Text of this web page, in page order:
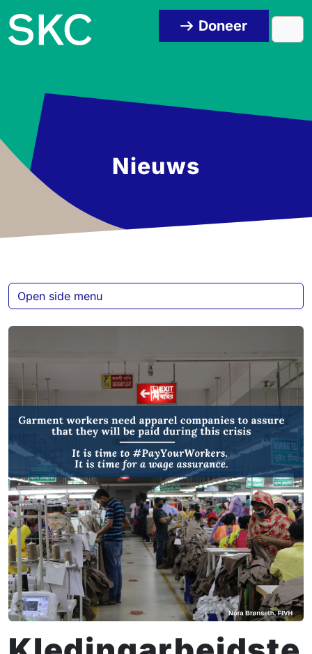
Doneer
Nieuws
Open side menu